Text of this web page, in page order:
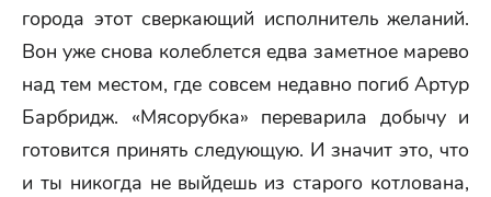
города этот сверкающий исполнитель желаний.
Вон уже снова колеблется едва заметное марево
над тем местом, где совсем недавно погиб Артур
Барбридж. «Мясорубка» переварила добычу и
готовится принять следующую. И значит это, что
и ты никогда не выйдешь из старого котлована,